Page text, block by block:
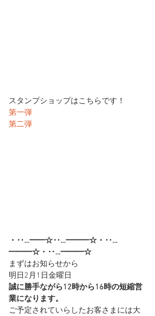
スタンプショップはこちらです！
第一弾
第二弾
・‥…━━☆‥…━━━☆・‥…
━━━☆・‥…━━━☆
まずはお知らせから
明日2月1日金曜日
誠に勝手ながら12時から16時の短縮営
業になります。
ご予定されていらしたお客さまには大